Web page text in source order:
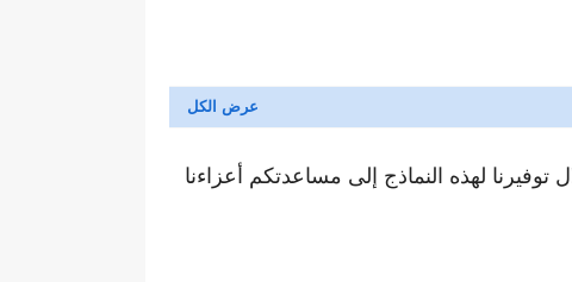
لهذه النماذج إلى مساعدتكم أعزاءنا